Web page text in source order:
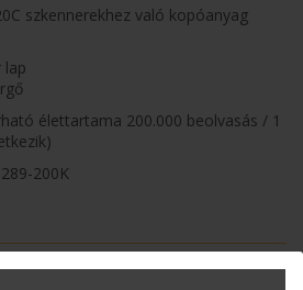
szkennerekhez való kopóanyag
élettartama 200.000 beolvasás / 1
200K